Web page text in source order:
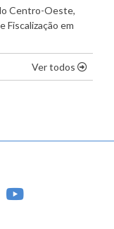
Centro-Oeste,
Fiscalização em
Ver todos os